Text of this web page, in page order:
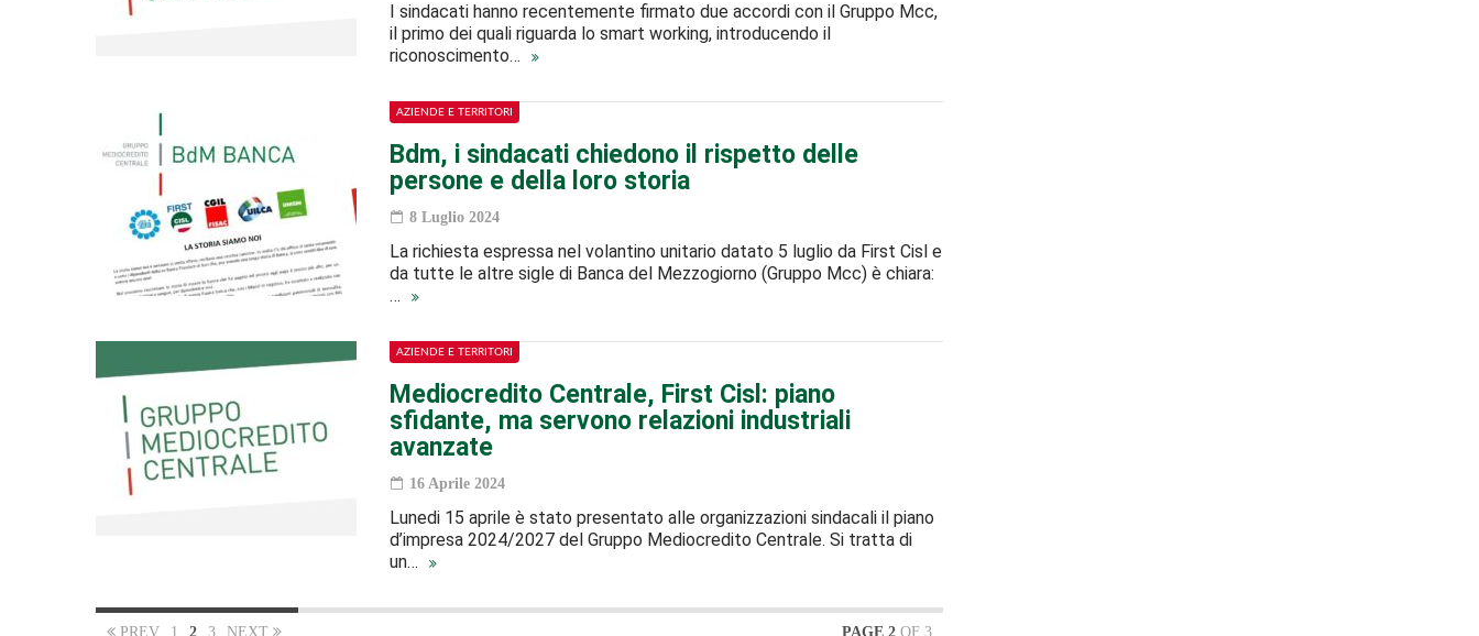
I sindacati hanno recentemente firmato due accordi con il Gruppo Mcc,
il primo dei quali riguarda lo smart working, introducendo il
riconoscimento…
AZIENDE E TERRITORI
Bdm, i sindacati chiedono il rispetto delle
persone e della loro storia
8 Luglio 2024
La richiesta espressa nel volantino unitario datato 5 luglio da First Cisl e
da tutte le altre sigle di Banca del Mezzogiorno (Gruppo Mcc) è chiara:
…
AZIENDE E TERRITORI
Mediocredito Centrale, First Cisl: piano
sfidante, ma servono relazioni industriali
avanzate
16 Aprile 2024
Lunedi 15 aprile è stato presentato alle organizzazioni sindacali il piano
d’impresa 2024/2027 del Gruppo Mediocredito Centrale. Si tratta di
un…
PREV 1 2 3 NEXT PAGE 2 OF 3